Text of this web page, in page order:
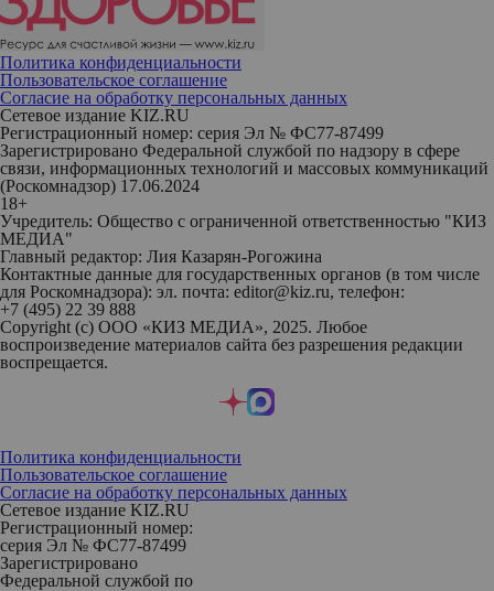
Политика конфиденциальности
Пользовательское соглашение
Согласие на обработку персональных данных
Сетевое издание KIZ.RU
Регистрационный номер: серия Эл № ФС77-87499
Зарегистрировано Федеральной службой по надзору в сфере
связи, информационных технологий и массовых коммуникаций
(Роскомнадзор) 17.06.2024
18+
Учредитель: Общество с ограниченной ответственностью "КИЗ
МЕДИА"
Главный редактор: Лия Казарян-Рогожина
Контактные данные для государственных органов (в том числе
для Роскомнадзора): эл. почта: editor@kiz.ru, телефон:
+7 (495) 22 39 888
Copyright (с) ООО «КИЗ МЕДИА», 2025. Любое
воспроизведение материалов сайта без разрешения редакции
воспрещается.
Политика конфиденциальности
Пользовательское соглашение
Согласие на обработку персональных данных
Сетевое издание KIZ.RU
Регистрационный номер:
серия Эл № ФС77-87499
Зарегистрировано
Федеральной службой по